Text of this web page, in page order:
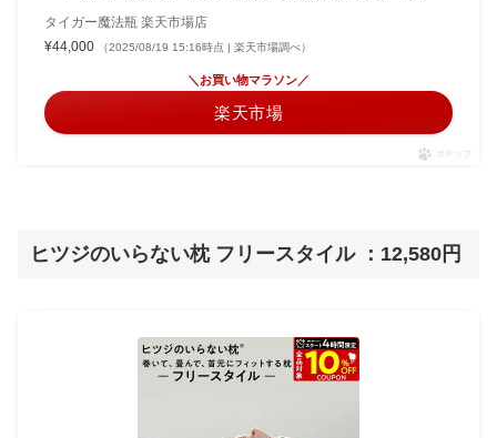
タイガー魔法瓶 楽天市場店
¥44,000
（2025/08/19 15:16時点 | 楽天市場調べ）
＼お買い物マラソン／
楽天市場
ポチップ
ヒツジのいらない枕 フリースタイル ：12,580円